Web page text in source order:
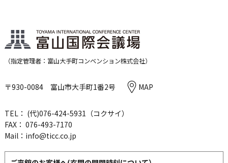
（指定管理者：富山大手町コンベンション株式会社）
〒930-0084 富山市大手町1番2号 MAP
TEL： (代)076-424-5931 （コクサイ）
FAX： 076-493-7170
Mail： info@ticc.co.jp